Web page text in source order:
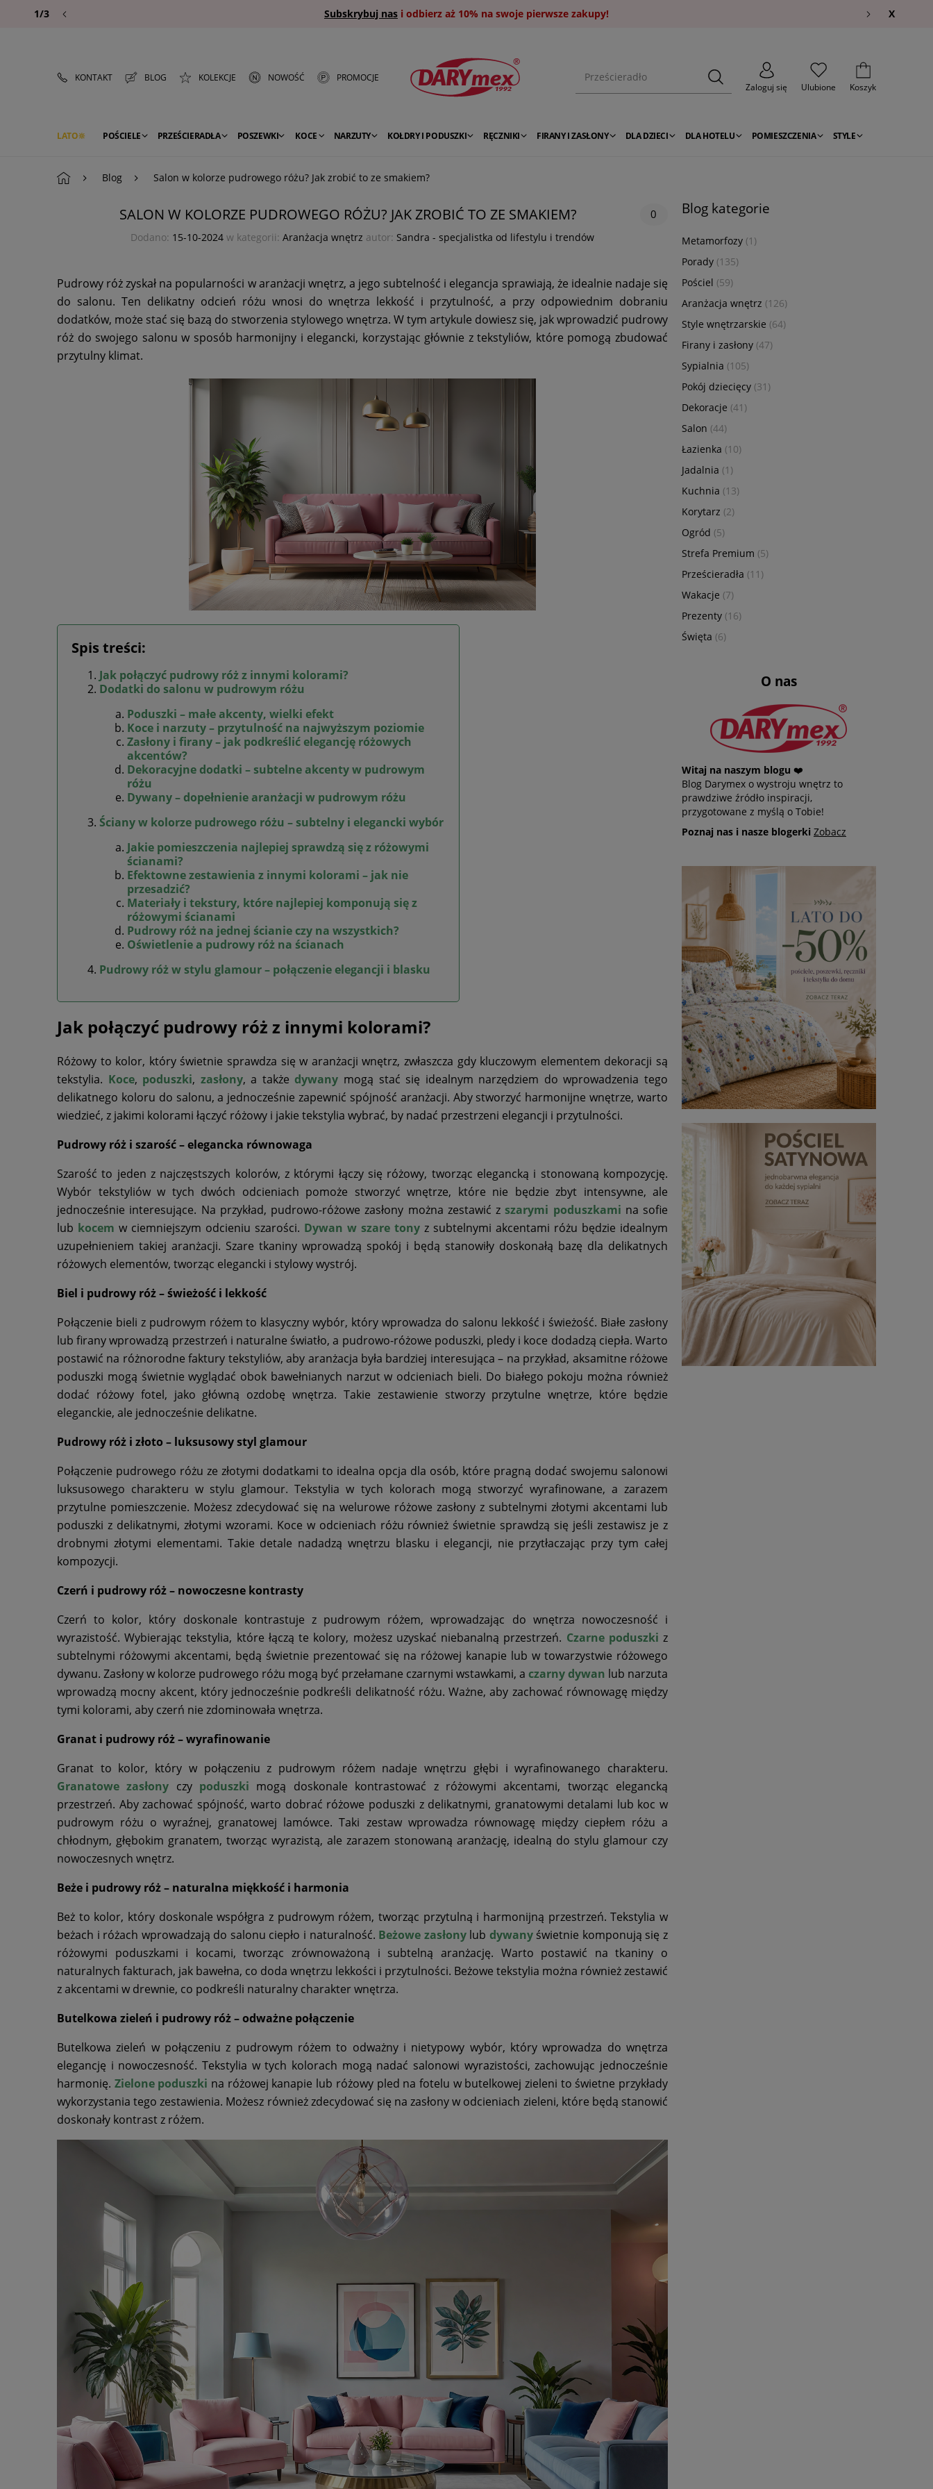
Subskrybuj nas i odbierz aż 10% na swoje pierwsze zakupy!
1/3 X
KONTAKT BLOG KOLEKCJE NOWOŚĆ
PROMOCJE
Zaloguj się
Ulubione Koszyk
LATO POŚCIELE PRZEŚCIERADŁA POSZEWKI KOCE NARZUTY KOŁDRY I PODUSZKI RĘCZNIKI FIRANY I ZASŁONY DLA DZIECI DLA HOTELU POMIESZCZENIA STYLE
Blog Salon w kolorze pudrowego różu? Jak zrobić to ze smakiem?
SALON W KOLORZE PUDROWEGO RÓŻU? JAK ZROBIĆ TO ZE SMAKIEM? 0
Dodano: 15-10-2024 w kategorii: Aranżacja wnętrz autor: Sandra - specjalistka od lifestylu i trendów
Pudrowy róż zyskał na popularności w aranżacji wnętrz, a jego subtelność i elegancja sprawiają, że idealnie nadaje się
do salonu. Ten delikatny odcień różu wnosi do wnętrza lekkość i przytulność, a przy odpowiednim dobraniu
dodatków, może stać się bazą do stworzenia stylowego wnętrza. W tym artykule dowiesz się, jak wprowadzić pudrowy
róż do swojego salonu w sposób harmonijny i elegancki, korzystając głównie z tekstyliów, które pomogą zbudować
przytulny klimat.
Spis treści:
Jak połączyć pudrowy róż z innymi kolorami?
Dodatki do salonu w pudrowym różu
Poduszki – małe akcenty, wielki efekt
Koce i narzuty – przytulność na najwyższym poziomie
Zasłony i firany – jak podkreślić elegancję różowych
akcentów?
Dekoracyjne dodatki – subtelne akcenty w pudrowym
różu
Dywany – dopełnienie aranżacji w pudrowym różu
Ściany w kolorze pudrowego różu – subtelny i elegancki wybór
Jakie pomieszczenia najlepiej sprawdzą się z różowymi
ścianami?
Efektowne zestawienia z innymi kolorami – jak nie
przesadzić?
Materiały i tekstury, które najlepiej komponują się z
różowymi ścianami
Pudrowy róż na jednej ścianie czy na wszystkich?
Oświetlenie a pudrowy róż na ścianach
Pudrowy róż w stylu glamour – połączenie elegancji i blasku
Jak połączyć pudrowy róż z innymi kolorami?
Różowy to kolor, który świetnie sprawdza się w aranżacji wnętrz, zwłaszcza gdy kluczowym elementem dekoracji są
tekstylia. Koce, poduszki, zasłony, a także dywany mogą stać się idealnym narzędziem do wprowadzenia tego
delikatnego koloru do salonu, a jednocześnie zapewnić spójność aranżacji. Aby stworzyć harmonijne wnętrze, warto
wiedzieć, z jakimi kolorami łączyć różowy i jakie tekstylia wybrać, by nadać przestrzeni elegancji i przytulności.
Pudrowy róż i szarość – elegancka równowaga
Szarość to jeden z najczęstszych kolorów, z którymi łączy się różowy, tworząc elegancką i stonowaną kompozycję.
Wybór tekstyliów w tych dwóch odcieniach pomoże stworzyć wnętrze, które nie będzie zbyt intensywne, ale
jednocześnie interesujące. Na przykład, pudrowo-różowe zasłony można zestawić zszarymi poduszkami na sofie
lub kocem w ciemniejszym odcieniu szarości. Dywan w szare tony z subtelnymi akcentami różu będzie idealnym
uzupełnieniem takiej aranżacji. Szare tkaniny wprowadzą spokój i będą stanowiły doskonałą bazę dla delikatnych
różowych elementów, tworząc elegancki i stylowy wystrój.
Biel i pudrowy róż – świeżość i lekkość
Połączenie bieli z pudrowym różem to klasyczny wybór, który wprowadza do salonu lekkość i świeżość. Białe zasłony
lub firany wprowadzą przestrzeń i naturalne światło, a pudrowo-różowe poduszki, pledy i koce dodadzą ciepła. Warto
postawić na różnorodne faktury tekstyliów, aby aranżacja była bardziej interesująca – na przykład, aksamitne różowe
poduszki mogą świetnie wyglądać obok bawełnianych narzut w odcieniach bieli. Do białego pokoju można również
dodać różowy fotel, jako główną ozdobę wnętrza. Takie zestawienie stworzy przytulne wnętrze, które będzie
eleganckie, ale jednocześnie delikatne.
Pudrowy róż i złoto – luksusowy styl glamour
Połączenie pudrowego różu ze złotymi dodatkami to idealna opcja dla osób, które pragną dodać swojemu salonowi
luksusowego charakteru w stylu glamour. Tekstylia w tych kolorach mogą stworzyć wyrafinowane, a zarazem
przytulne pomieszczenie. Możesz zdecydować się na welurowe różowe zasłony z subtelnymi złotymi akcentami lub
poduszki z delikatnymi, złotymi wzorami. Koce w odcieniach różu również świetnie sprawdzą się jeśli zestawisz je z
drobnymi złotymi elementami. Takie detale nadadzą wnętrzu blasku i elegancji, nie przytłaczając przy tym całej
kompozycji.
Czerń i pudrowy róż – nowoczesne kontrasty
Czerń to kolor, który doskonale kontrastuje z pudrowym różem, wprowadzając do wnętrza nowoczesność i
wyrazistość. Wybierając tekstylia, które łączą te kolory, możesz uzyskać niebanalną przestrzeń. Czarne poduszki z
subtelnymi różowymi akcentami, będą świetnie prezentować się na różowej kanapie lub w towarzystwie różowego
dywanu. Zasłony w kolorze pudrowego różu mogą być przełamane czarnymi wstawkami, a czarny dywan lub narzuta
wprowadzą mocny akcent, który jednocześnie podkreśli delikatność różu. Ważne, aby zachować równowagę między
tymi kolorami, aby czerń nie zdominowała wnętrza.
Granat i pudrowy róż – wyrafinowanie
Granat to kolor, który w połączeniu z pudrowym różem nadaje wnętrzu głębi i wyrafinowanego charakteru.
Granatowe zasłony czy poduszki mogą doskonale kontrastować z różowymi akcentami, tworząc elegancką
przestrzeń. Aby zachować spójność, warto dobrać różowe poduszki z delikatnymi, granatowymi detalami lub koc w
pudrowym różu o wyraźnej, granatowej lamówce. Taki zestaw wprowadza równowagę między ciepłem różu a
chłodnym, głębokim granatem, tworząc wyrazistą, ale zarazem stonowaną aranżację, idealną do stylu glamour czy
nowoczesnych wnętrz.
Beże i pudrowy róż – naturalna miękkość i harmonia
Beż to kolor, który doskonale współgra z pudrowym różem, tworząc przytulną i harmonijną przestrzeń. Tekstylia w
beżach i różach wprowadzają do salonu ciepło i naturalność. Beżowe zasłonylub dywanyświetnie komponują się z
różowymi poduszkami i kocami, tworząc zrównoważoną i subtelną aranżację. Warto postawić na tkaniny o
naturalnych fakturach, jak bawełna, co doda wnętrzu lekkości i przytulności. Beżowe tekstylia można również zestawić
z akcentami w drewnie, co podkreśli naturalny charakter wnętrza.
Butelkowa zieleń i pudrowy róż – odważne połączenie
Butelkowa zieleń w połączeniu z pudrowym różem to odważny i nietypowy wybór, który wprowadza do wnętrza
elegancję i nowoczesność. Tekstylia w tych kolorach mogą nadać salonowi wyrazistości, zachowując jednocześnie
harmonię. Zielone poduszki na różowej kanapie lub różowy pled na fotelu w butelkowej zieleni to świetne przykłady
wykorzystania tego zestawienia. Możesz również zdecydować się na zasłony w odcieniach zieleni, które będą stanowić
doskonały kontrast z różem.
Blog kategorie
Metamorfozy (1)
Porady (135)
Pościel (59)
Aranżacja wnętrz (126)
Style wnętrzarskie (64)
Firany i zasłony (47)
Sypialnia (105)
Pokój dziecięcy (31)
Dekoracje (41)
Salon (44)
Łazienka (10)
Jadalnia (1)
Kuchnia (13)
Korytarz (2)
Ogród (5)
Strefa Premium (5)
Prześcieradła (11)
Wakacje (7)
Prezenty (16)
Święta (6)
O nas
Witaj na naszym blogu ❤️
Blog Darymex o wystroju wnętrz to
prawdziwe źródło inspiracji,
przygotowane z myślą o Tobie!
Poznaj nas i nasze blogerki Zobacz